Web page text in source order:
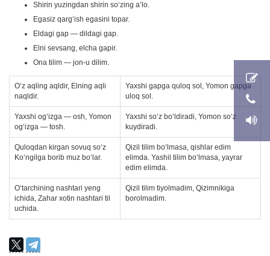
Shirin yuzingdan shirin so‘zing a’lo.
Egasiz qarg‘ish egasini topar.
Eldagi gap — dildagi gap.
Elni sevsang, elcha gapir.
Ona tilim — jon-u dilim.
O‘z aqling aqldir, Elning aqli
naqldir.
Yaxshi gapga quloq sol, Yomon gapga
uloq sol.
Yaxshi og‘izga — osh, Yomon
og‘izga — tosh.
Yaxshi so‘z bo‘ldiradi, Yomon so‘z
kuydiradi.
Quloqdan kirgan sovuq so‘z
Ko‘ngilga borib muz bo‘lar.
Qizil tilim bo‘lmasa, qishlar edim
elimda. Yashil tilim bo‘lmasa, yayrar
edim elimda.
O‘tarchining nashtari yeng
ichida, Zahar xotin nashtari til
uchida.
Qizil tilim tiyolmadim, Qizimnikiga
borolmadim.